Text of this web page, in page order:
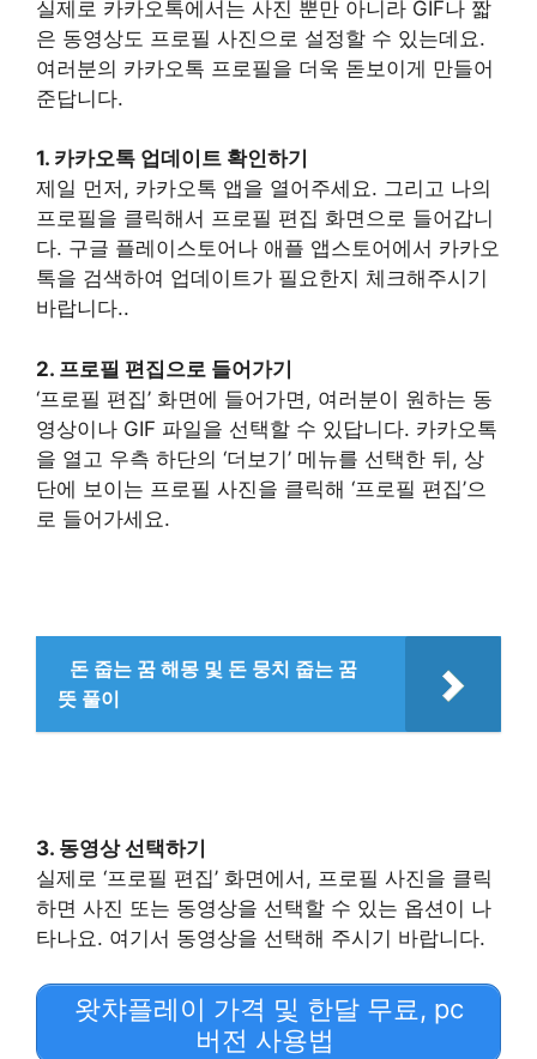
실제로 카카오톡에서는 사진 뿐만 아니라 GIF나 짧
은 동영상도 프로필 사진으로 설정할 수 있는데요.
여러분의 카카오톡 프로필을 더욱 돋보이게 만들어
준답니다.
1. 카카오톡 업데이트 확인하기
제일 먼저, 카카오톡 앱을 열어주세요. 그리고 나의
프로필을 클릭해서 프로필 편집 화면으로 들어갑니
다. 구글 플레이스토어나 애플 앱스토어에서 카카오
톡을 검색하여 업데이트가 필요한지 체크해주시기
바랍니다..
2. 프로필 편집으로 들어가기
‘프로필 편집’ 화면에 들어가면, 여러분이 원하는 동
영상이나 GIF 파일을 선택할 수 있답니다. 카카오톡
을 열고 우측 하단의 ‘더보기’ 메뉴를 선택한 뒤, 상
단에 보이는 프로필 사진을 클릭해 ‘프로필 편집’으
로 들어가세요.
돈 줍는 꿈 해몽 및 돈 뭉치 줍는 꿈
뜻 풀이
3. 동영상 선택하기
실제로 ‘프로필 편집’ 화면에서, 프로필 사진을 클릭
하면 사진 또는 동영상을 선택할 수 있는 옵션이 나
타나요. 여기서 동영상을 선택해 주시기 바랍니다.
왓챠플레이 가격 및 한달 무료, pc
버전 사용법